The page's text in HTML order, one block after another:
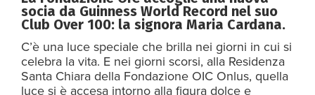
socia da Guinness World Record nel suo
Club Over 100: la signora Maria Cardana.
C’è una luce speciale che brilla nei giorni in cui si
celebra la vita. E nei giorni scorsi, alla Residenza
Santa Chiara della Fondazione OIC Onlus, quella
luce si è accesa intorno alla figura dolce e